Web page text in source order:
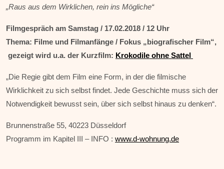
„Raus aus dem Wirklichen, rein ins Mögliche“
Filmgespräch am Samstag / 17.02.2018 / 12 Uhr
Thema: Filme und Filmanfänge / Fokus „biografischer Film“,
gezeigt wird u.a. der Kurzfilm: Krokodile ohne Sattel
„Die Regie gibt dem Film eine Form, in der die filmische
Wirklichkeit zu sich selbst findet. Jede Gesc​hichte muss sich der
Notwendigkeit bewusst sein, über sich selbst hinaus zu denken“.
Brunnenstraße 55, 40223 Düsseldorf
Programm im Kapitel III – INFO : www.d-wohnung.de